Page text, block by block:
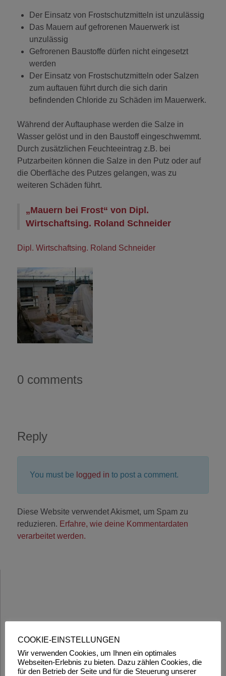
Der Einsatz von Frostschutzmitteln ist unzulässig
Das Mauern auf gefrorenen Mauerwerk ist
unzulässig
Gefrorenen Baustoffe dürfen nicht eingesetzt
werden
Der Einsatz von Frostschutzmitteln oder Salzen
zum auftauen führt durch die sich darin
befindenden Chloride zu Schäden im Mauerwerk.
Während der Auftauphase werden die Salze in
Wasser gelöst und in den Baustoff eingeschwemmt.
Durch zusätzlichen Feuchteeintrag z.B. bei
Putzarbeiten können die Salze in den Putz oder auf
die Oberfläche des Putzes gelangen, was zu
weiteren Schäden führt.
„Mauern bei Frost“ von Dipl.
Wirtschaftsing. Roland Schneider
Dipl. Wirtschaftsing. Roland Schneider
0 comments
Reply
You must be logged in to post a comment.
Diese Website verwendet Akismet, um Spam zu
reduzieren. Erfahre, wie deine Kommentardaten
verarbeitet werden.
COOKIE-EINSTELLUNGEN
Wir verwenden Cookies, um Ihnen ein optimales
Webseiten-Erlebnis zu bieten. Dazu zählen Cookies, die
für den Betrieb der Seite und für die Steuerung unserer